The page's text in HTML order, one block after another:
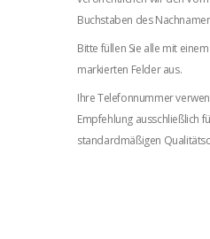
Buchstaben des
Bitte füllen Sie alle mit
markierten Felder aus.
Ihre Telefonnummer
Empfehlung ausschließlich
standardmäßigen